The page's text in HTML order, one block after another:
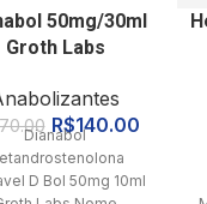
50mg/30ml
Groth Labs
R$140.00
Dianabol
D Bol 50mg 10ml